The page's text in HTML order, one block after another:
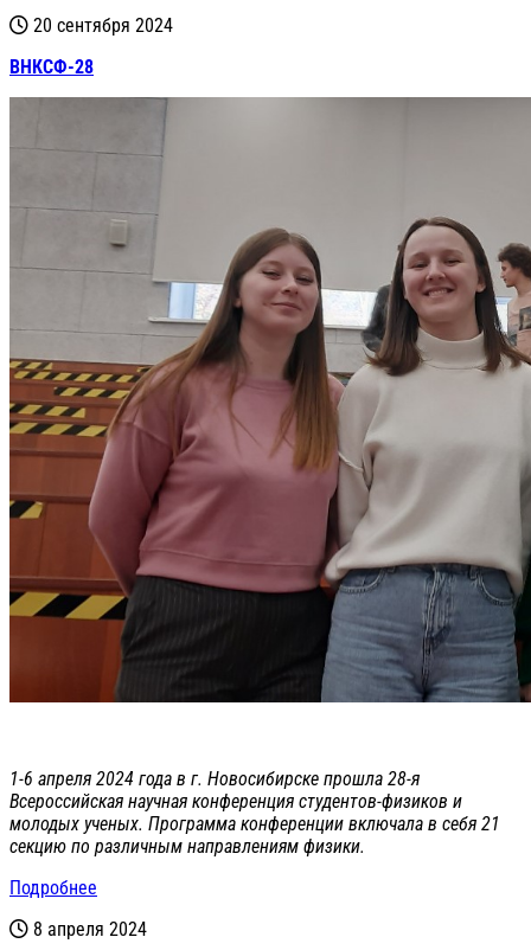
20 сентября 2024
ВНКСФ-28
1-6 апреля 2024 года в г. Новосибирске прошла 28-я
Всероссийская научная конференция студентов-физиков и
молодых ученых. Программа конференции включала в себя 21
секцию по различным направлениям физики.
Подробнее
8 апреля 2024